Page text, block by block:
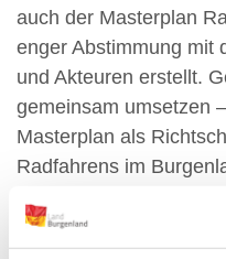
auch der Masterplan
enger Abstimmung mit
und Akteuren erstellt.
gemeinsam umsetzen
Masterplan als
Radfahrens im
Burgenländerinnen und